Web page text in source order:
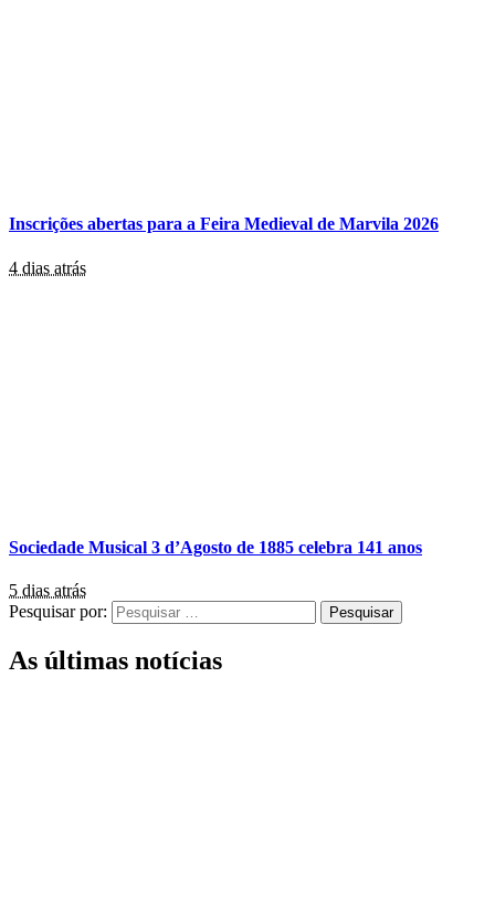
Inscrições abertas para a Feira Medieval de Marvila 2026
4 dias atrás
Sociedade Musical 3 d’Agosto de 1885 celebra 141 anos
5 dias atrás
Pesquisar por:
As últimas notícias